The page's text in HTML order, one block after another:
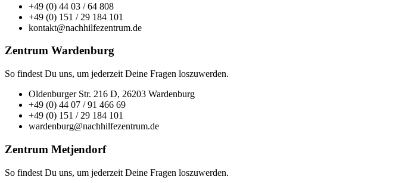
+49 (0) 44 03 / 64 808
+49 (0) 151 / 29 184 101
kontakt@nachhilfezentrum.de
Zentrum Wardenburg
So findest Du uns, um jederzeit Deine Fragen loszuwerden.
Oldenburger Str. 216 D, 26203 Wardenburg
+49 (0) 44 07 / 91 466 69
+49 (0) 151 / 29 184 101
wardenburg@nachhilfezentrum.de
Zentrum Metjendorf
So findest Du uns, um jederzeit Deine Fragen loszuwerden.